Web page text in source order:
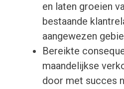
en laten groeien
bestaande
aangewezen
Bereikte
maandelijkse
door met succes